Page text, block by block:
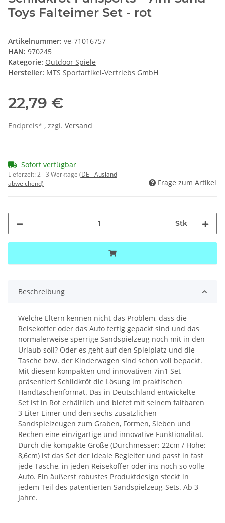
Toys Falteimer Set - rot
Artikelnummer: ve-71016757
HAN: 970245
Kategorie: Outdoor Spiele
Hersteller: MTS Sportartikel-Vertriebs GmbH
22,79 €
Endpreis* , zzgl. Versand
Sofort verfügbar
Lieferzeit:2 - 3 Werktage (DE - Ausland
abweichend)
Frage zum Artikel
Stk
Beschreibung
Welche Eltern kennen nicht das Problem, dass die
Reisekoffer oder das Auto fertig gepackt sind und das
normalerweise sperrige Sandspielzeug noch mit in den
Urlaub soll? Oder es geht auf den Spielplatz und die
Tasche bzw. der Kinderwagen sind schon voll bepackt.
Mit diesem kompakten und innovativen 7in1 Set
präsentiert Schildkröt die Lösung im praktischen
Handtaschenformat. Das in Deutschland entwickelte
Set ist in Rot erhältlich und bietet mit seinem faltbaren
3 Liter Eimer und den sechs zusätzlichen
Sandspielzeugen zum Graben, Formen, Sieben und
Rechen eine einzigartige und innovative Funktionalität.
Durch die kompakte Größe (Durchmesser: 22cm / Höhe:
8,6cm) ist das Set der ideale Begleiter und passt in fast
jede Tasche, in jeden Reisekoffer oder ins noch so volle
Auto. Ein äußerst robustes Produktdesign steckt in
jedem Teil des patentierten Sandspielzeug-Sets. Ab 3
Jahre.